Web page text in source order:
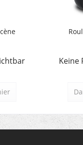
Keine